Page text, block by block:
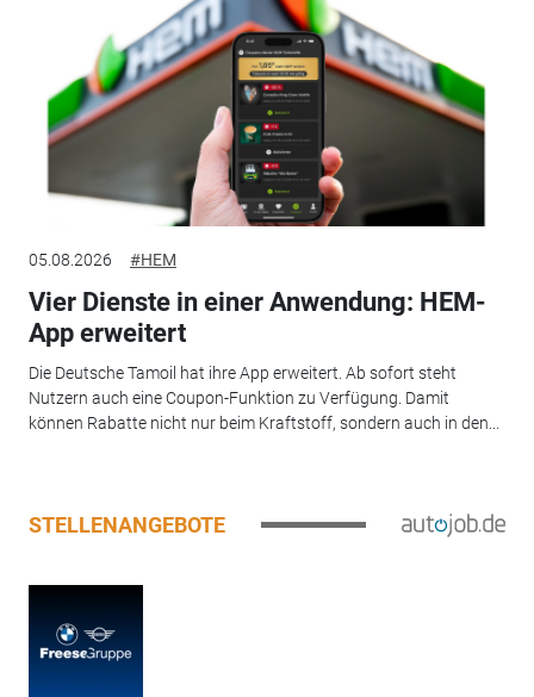
05.08.2026 #HEM
Vier Dienste in einer Anwendung: HEM-
App erweitert
Die Deutsche Tamoil hat ihre App erweitert. Ab sofort steht
Nutzern auch eine Coupon-Funktion zu Verfügung. Damit
können Rabatte nicht nur beim Kraftstoff, sondern auch in den...
STELLENANGEBOTE